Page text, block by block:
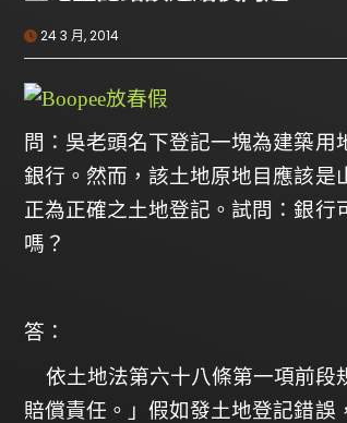
24 3 月, 2014
問： 吳老頭名下登記一塊為建築用
銀行。然而，該土地原地目應該是
正為正確之土地登記。試問：銀
嗎？
答：
依土地法第六十八條第一項前段
賠償責任。」假如發土地登記錯